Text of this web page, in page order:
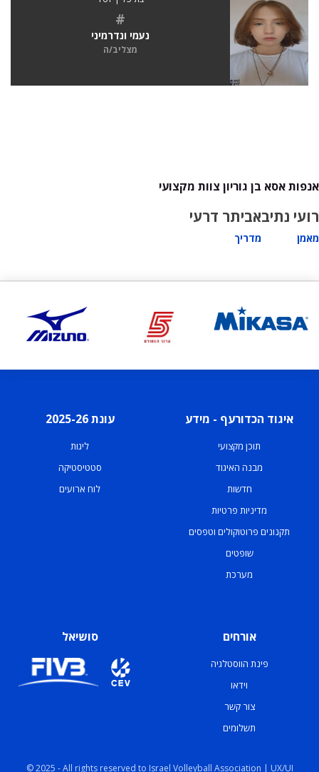
#
נעמי ונדרמיני
מצליב/ה
אנפות אסא בן גוריון צוות מקצועי
רועי נתיב
מאמן
אביתר דרעי
מדריך
איגוד הכדורעף - מידע
תוכן מקצועי
מבנה האיגוד
חדשות
מדיניות פרטיות
תקנונים פרוטוקולים וטפסים
שופטים
מערכת
עונת 2025-26
ליגות
סטטיסטיקה
לוח ארועים
אורחים
פינת הווסטלגיה
וידאו
צור קשר
תשלומים
סושיאל
© 2025 - All rights reserved to Israel Volleyball Association | UX/UI